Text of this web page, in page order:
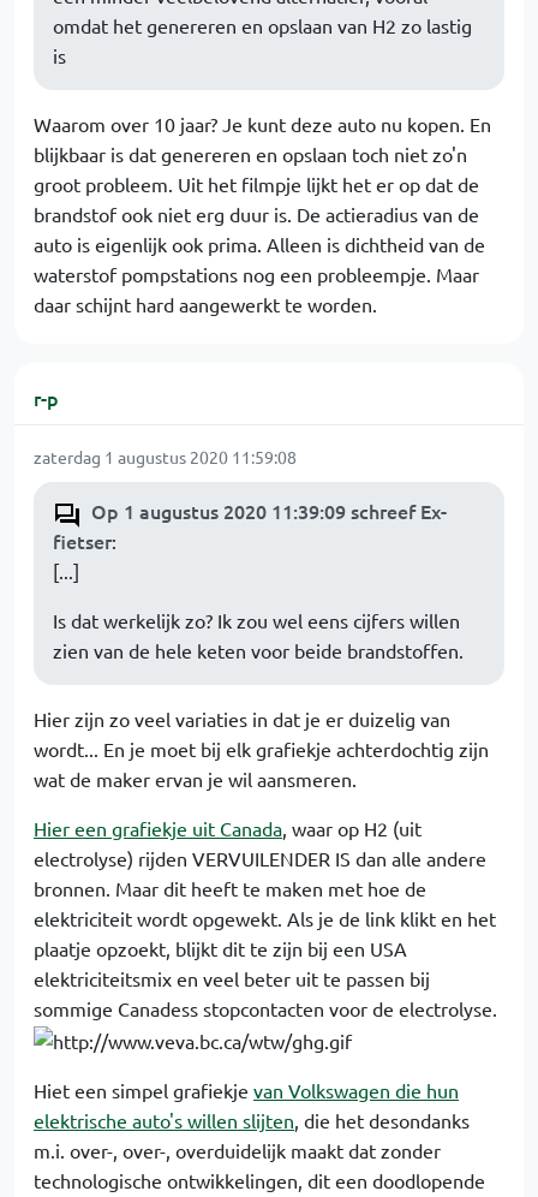
omdat het genereren en opslaan van H2 zo lastig
is
Waarom over 10 jaar? Je kunt deze auto nu kopen. En
blijkbaar is dat genereren en opslaan toch niet zo'n
groot probleem. Uit het filmpje lijkt het er op dat de
brandstof ook niet erg duur is. De actieradius van de
auto is eigenlijk ook prima. Alleen is dichtheid van de
waterstof pompstations nog een probleempje. Maar
daar schijnt hard aangewerkt te worden.
r-p
zaterdag 1 augustus 2020 11:59:08
Op 1 augustus 2020 11:39:09 schreef Ex-
fietser:
[...]
Is dat werkelijk zo? Ik zou wel eens cijfers willen
zien van de hele keten voor beide brandstoffen.
Hier zijn zo veel variaties in dat je er duizelig van
wordt... En je moet bij elk grafiekje achterdochtig zijn
wat de maker ervan je wil aansmeren.
Hier een grafiekje uit Canada, waar op H2 (uit
electrolyse) rijden VERVUILENDER IS dan alle andere
bronnen. Maar dit heeft te maken met hoe de
elektriciteit wordt opgewekt. Als je de link klikt en het
plaatje opzoekt, blijkt dit te zijn bij een USA
elektriciteitsmix en veel beter uit te passen bij
sommige Canadess stopcontacten voor de electrolyse.
Hiet een simpel grafiekje van Volkswagen die hun
elektrische auto's willen slijten, die het desondanks
m.i. over-, over-, overduidelijk maakt dat zonder
technologische ontwikkelingen, dit een doodlopende